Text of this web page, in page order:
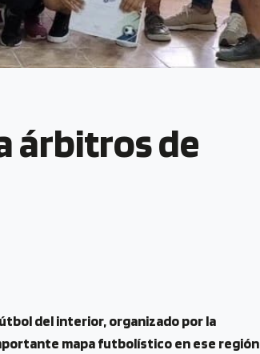
árbitros de
del interior, organizado por la
mapa futbolístico en ese región